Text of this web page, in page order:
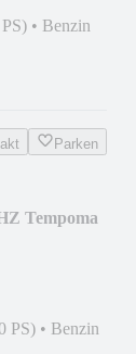
• Benzin
Parken
Tempoma
PS) • Benzin